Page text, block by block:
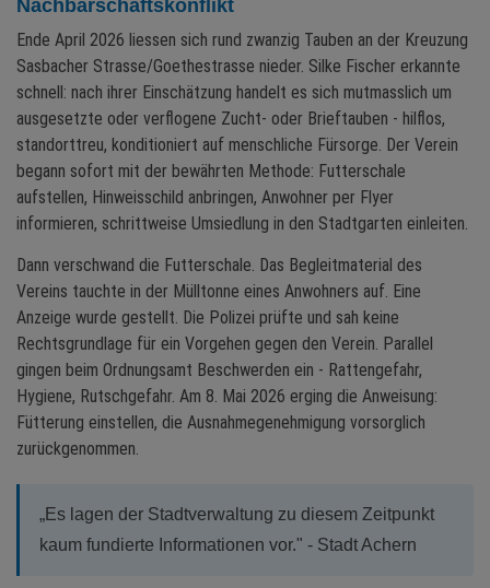
Nachbarschaftskonflikt
Ende April 2026 liessen sich rund zwanzig Tauben an der Kreuzung
Sasbacher Strasse/Goethestrasse nieder. Silke Fischer erkannte
schnell: nach ihrer Einschätzung handelt es sich mutmasslich um
ausgesetzte oder verflogene Zucht- oder Brieftauben - hilflos,
standorttreu, konditioniert auf menschliche Fürsorge. Der Verein
begann sofort mit der bewährten Methode: Futterschale
aufstellen, Hinweisschild anbringen, Anwohner per Flyer
informieren, schrittweise Umsiedlung in den Stadtgarten einleiten.
Dann verschwand die Futterschale. Das Begleitmaterial des
Vereins tauchte in der Mülltonne eines Anwohners auf. Eine
Anzeige wurde gestellt. Die Polizei prüfte und sah keine
Rechtsgrundlage für ein Vorgehen gegen den Verein. Parallel
gingen beim Ordnungsamt Beschwerden ein - Rattengefahr,
Hygiene, Rutschgefahr. Am 8. Mai 2026 erging die Anweisung:
Fütterung einstellen, die Ausnahmegenehmigung vorsorglich
zurückgenommen.
„Es lagen der Stadtverwaltung zu diesem Zeitpunkt
kaum fundierte Informationen vor." - Stadt Achern